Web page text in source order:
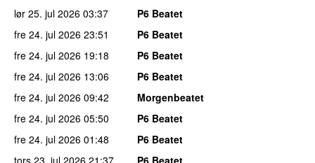
lør 25. jul 2026 03:37
P6 Beatet
fre 24. jul 2026 23:51
P6 Beatet
fre 24. jul 2026 19:18
P6 Beatet
fre 24. jul 2026 13:06
P6 Beatet
fre 24. jul 2026 09:42
Morgenbeatet
fre 24. jul 2026 05:50
P6 Beatet
fre 24. jul 2026 01:48
P6 Beatet
tors 23. jul 2026 21:37
P6 Beatet